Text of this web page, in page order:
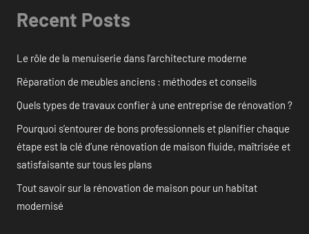
Recent Posts
Le rôle de la menuiserie dans l’architecture moderne
Réparation de meubles anciens : méthodes et conseils
Quels types de travaux confier à une entreprise de rénovation ?
Pourquoi s’entourer de bons professionnels et planifier chaque
étape est la clé d’une rénovation de maison fluide, maîtrisée et
satisfaisante sur tous les plans
Tout savoir sur la rénovation de maison pour un habitat
modernisé